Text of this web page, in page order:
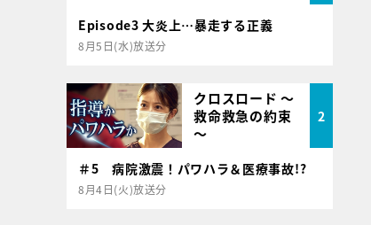
Episode3 大炎上…暴走する正義
8月5日(水)放送分
クロスロード ～
救命救急の約束
～
2
＃5 病院激震！パワハラ＆医療事故!?
8月4日(火)放送分